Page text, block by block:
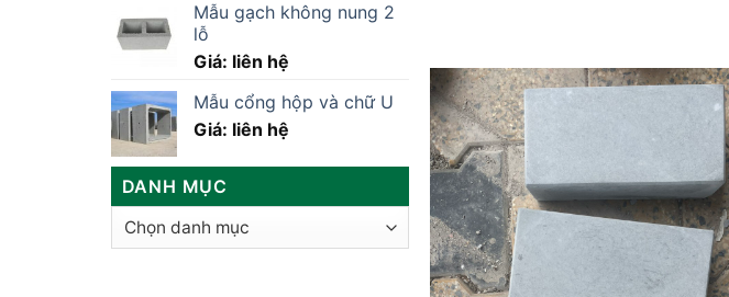
Mẫu gạch không nung 2
lỗ
Giá: liên hệ
Mẫu cổng hộp và chữ U
Giá: liên hệ
DANH MỤC
Danh